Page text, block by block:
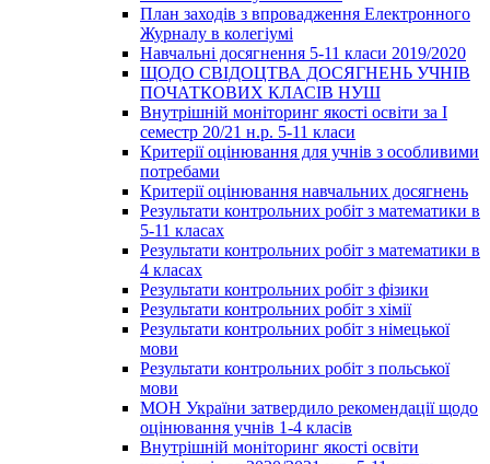
План заходів з впровадження Електронного
Журналу в колегіумі
Навчальні досягнення 5-11 класи 2019/2020
ЩОДО СВІДОЦТВА ДОСЯГНЕНЬ УЧНІВ
ПОЧАТКОВИХ КЛАСІВ НУШ
Внутрішній моніторинг якості освіти за І
семестр 20/21 н.р. 5-11 класи
Критерії оцінювання для учнів з особливими
потребами
Критерії оцінювання навчальних досягнень
Результати контрольних робіт з математики в
5-11 класах
Результати контрольних робіт з математики в
4 класах
Результати контрольних робіт з фізики
Результати контрольних робіт з хімії
Результати контрольних робіт з німецької
мови
Результати контрольних робіт з польської
мови
МОН України затвердило рекомендації щодо
оцінювання учнів 1-4 класів
Внутрішній моніторинг якості освіти